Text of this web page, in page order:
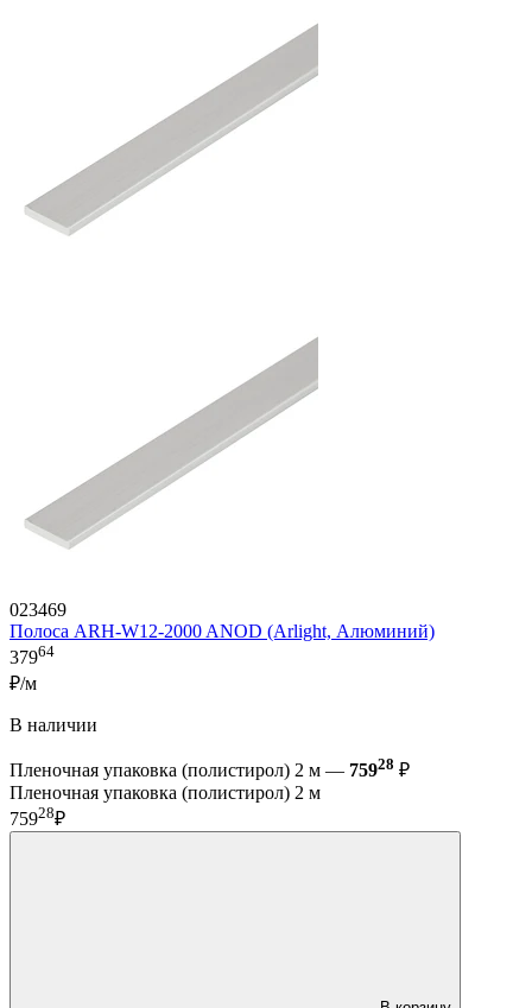
023469
Полоса ARH-W12-2000 ANOD (Arlight, Алюминий)
37964
₽/м
В наличии
Пленочная упаковка (полистирол) 2 м — 75928 ₽
Пленочная упаковка (полистирол) 2 м
75928₽